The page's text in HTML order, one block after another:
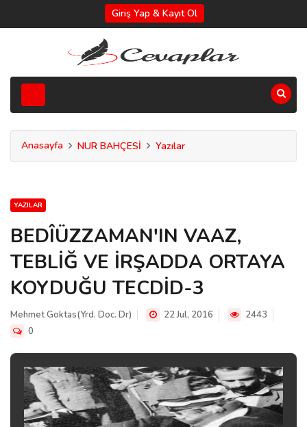
Giriş Yap & Kayıt Ol
Anasayfa NUR BAHÇESİ Yazılar
YAZILAR
BEDÎÜZZAMAN'IN VAAZ,
TEBLİĞ VE İRŞADDA ORTAYA
KOYDUĞU TECDİD-3
Mehmet Goktas(Yrd. Doc. Dr) 22 Jul, 2016
2443
0